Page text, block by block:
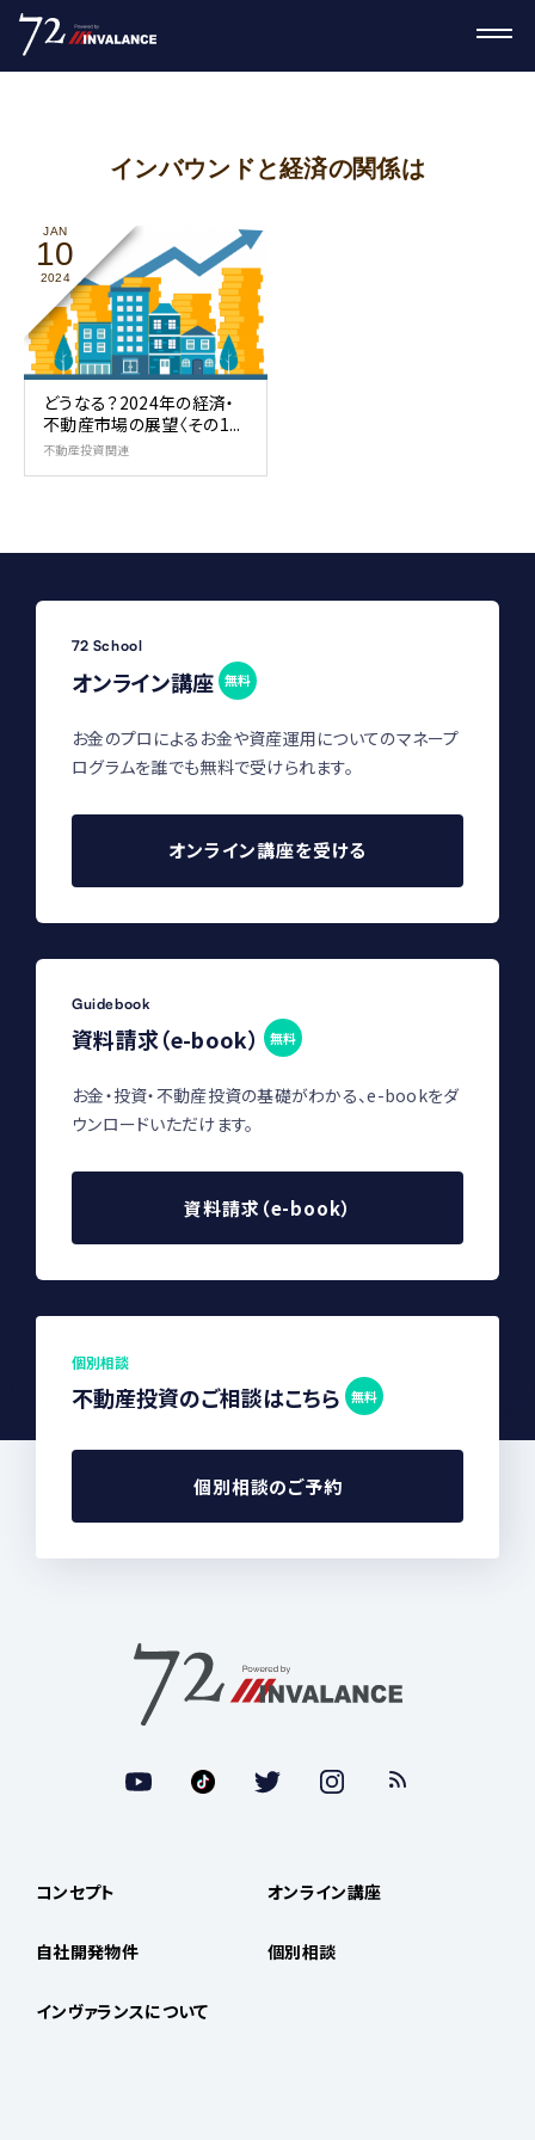
インバウンドと経済の関係は
JAN
10
2024
どうなる？2024年の経済・
不動産市場の展望〈その1...
不動産投資関連
72 School
オンライン講座 無料
お金のプロによるお金や資産運用についてのマネープ
ログラムを誰でも無料で受けられます。
オンライン講座を受ける
Guidebook
資料請求（e-book） 無料
お金・投資・不動産投資の基礎がわかる、e-bookをダ
ウンロードいただけます。
資料請求（e-book）
個別相談
不動産投資のご相談はこちら 無料
個別相談のご予約
コンセプト
自社開発物件
インヴァランスについて
オンライン講座
個別相談